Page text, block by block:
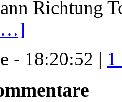
Richtung
- 18:20:52 | 1